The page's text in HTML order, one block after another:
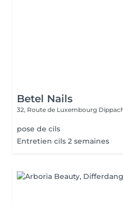
Betel Nails
32, Route de Luxembourg
pose de cils
Entretien cils 2 semaines